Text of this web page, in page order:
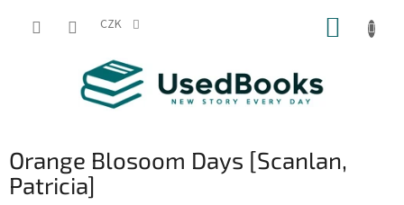
CZK
Orange Blosoom Days [Scanlan,
Patricia]